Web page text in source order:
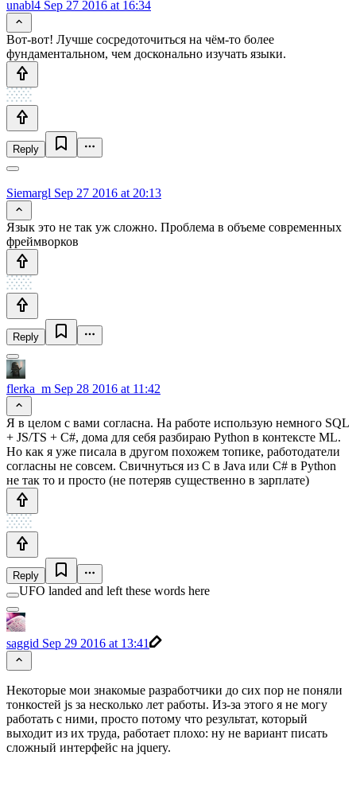
unabl4 Sep 27 2016 at 16:34
Вот-вот! Лучше сосредоточиться на чём-то более
фундаментальном, чем досконально изучать языки.
Reply
Siemargl Sep 27 2016 at 20:13
Язык это не так уж сложно. Проблема в объеме современных
фреймворков
Reply
flerka_m Sep 28 2016 at 11:42
Я в целом с вами согласна. На работе использую немного SQL
+ JS/TS + C#, дома для себя разбираю Python в контексте ML.
Но как я уже писала в другом похожем топике, работодатели
согласны не совсем. Свичнуться из С в Java или C# в Python
не так то и просто (не потеряв существенно в зарплате)
Reply
UFO landed and left these words here
saggid Sep 29 2016 at 13:41
Некоторые мои знакомые разработчики до сих пор не поняли
тонкостей js за несколько лет работы. Из-за этого я не могу
работать с ними, просто потому что результат, который
выходит из их труда, работает плохо: ну не вариант писать
сложный интерфейс на jquery.